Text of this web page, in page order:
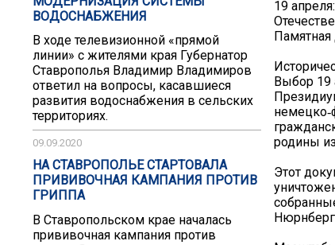
ВОДОСНАБЖЕНИЯ
В ходе телевизионной «прямой
линии» с жителями края Губернатор
Ставрополья Владимир Владимиров
ответил на вопросы, касавшиеся
развития водоснабжения в сельских
территориях.
09.09.2020
НА СТАВРОПОЛЬЕ СТАРТОВАЛА
ПРИВИВОЧНАЯ КАМПАНИЯ ПРОТИВ
ГРИППА
В Ставропольском крае началась
прививочная кампания против
19
Памятная
Выбор 19
родины
Этот